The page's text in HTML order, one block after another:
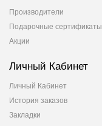
Производители
Подарочные сертификаты
Акции
Личный Кабинет
Личный Кабинет
История заказов
Закладки